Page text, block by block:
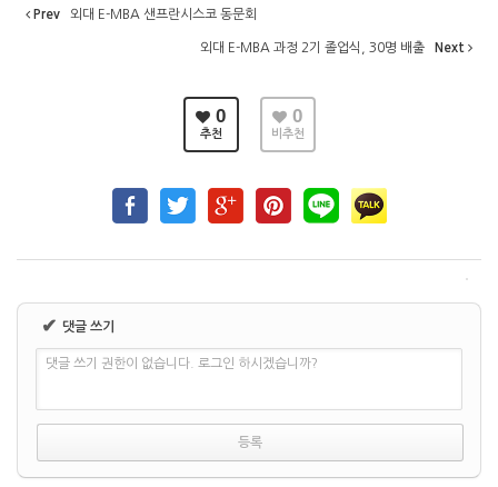
Prev 외대 E-MBA 샌프란시스코 동문회
외대 E-MBA 과정 2기 졸업식, 30명 배출 Next
0
추천
0
비추천
✔ 댓글 쓰기
댓글 쓰기 권한이 없습니다. 로그인 하시겠습니까?